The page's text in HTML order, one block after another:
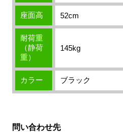
座面高 52cm
耐荷重
（静荷
重）
145kg
カラー ブラック
問い合わせ先